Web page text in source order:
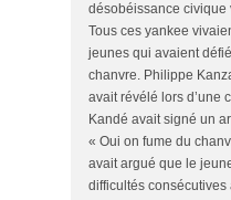
désobéissance civique
Tous ces yankee
jeunes qui avaient
chanvre. Philippe
avait révélé lors d’une
Kandé avait signé un
« Oui on fume du
avait argué que le
difficultés